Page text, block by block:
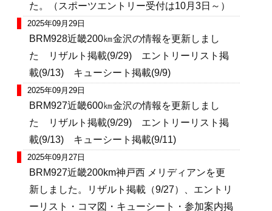
た。（スポーツエントリー受付は10月3日～）
2025年09月29日
BRM928近畿200㎞金沢の情報を更新しまし
た リザルト掲載(9/29) エントリーリスト掲
載(9/13) キューシート掲載(9/9)
2025年09月29日
BRM927近畿600㎞金沢の情報を更新しまし
た リザルト掲載(9/29) エントリーリスト掲
載(9/13) キューシート掲載(9/11)
2025年09月27日
BRM927近畿200km神戸西 メリディアンを更
新しました。リザルト掲載（9/27）、エントリ
ーリスト・コマ図・キューシート・参加案内掲